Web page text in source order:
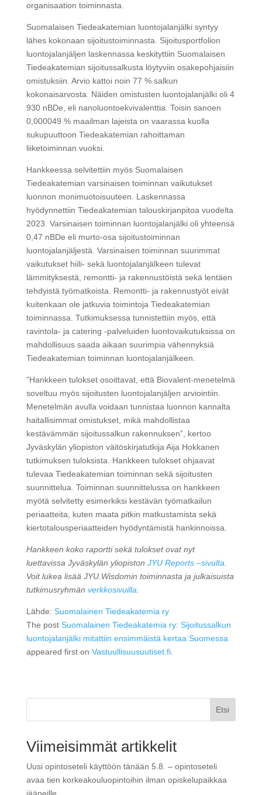
organisaation toiminnasta.
Suomalaisen Tiedeakatemian luontojalanjälki syntyy
lähes kokonaan sijoitustoiminnasta. Sijoitusportfolion
luontojalanjäljen laskennassa keskityttiin Suomalaisen
Tiedeakatemian sijoitussalkusta löytyviin osakepohjaisiin
omistuksiin. Arvio kattoi noin 77 % salkun
kokonaisarvosta. Näiden omistusten luontojalanjälki oli 4
930 nBDe, eli nanoluontoekvivalenttia. Toisin sanoen
0,000049 % maailman lajeista on vaarassa kuolla
sukupuuttoon Tiedeakatemian rahoittaman
liiketoiminnan vuoksi.
Hankkeessa selvitettiin myös Suomalaisen
Tiedeakatemian varsinaisen toiminnan vaikutukset
luonnon monimuotoisuuteen. Laskennassa
hyödynnettiin Tiedeakatemian talouskirjanpitoa vuodelta
2023. Varsinaisen toiminnan luontojalanjälki oli yhteensä
0,47 nBDe eli murto-osa sijoitustoiminnan
luontojalanjäljestä. Varsinaisen toiminnan suurimmat
vaikutukset hiili- sekä luontojalanjälkeen tulevat
lämmityksestä, remontti- ja rakennustöistä sekä lentäen
tehdyistä työmatkoista. Remontti- ja rakennustyöt eivät
kuitenkaan ole jatkuvia toimintoja Tiedeakatemian
toiminnassa. Tutkimuksessa tunnistettiin myös, että
ravintola- ja catering -palveluiden luontovaikutuksissa on
mahdollisuus saada aikaan suurimpia vähennyksiä
Tiedeakatemian toiminnan luontojalanjälkeen.
”Hankkeen tulokset osoittavat, että Biovalent-menetelmä
soveltuu myös sijoitusten luontojalanjäljen arviointiin.
Menetelmän avulla voidaan tunnistaa luonnon kannalta
haitallisimmat omistukset, mikä mahdollistaa
kestävämmän sijoitussalkun rakennuksen”, kertoo
Jyväskylän yliopiston väitöskirjatutkija Aija Hokkanen
tutkimuksen tuloksista. Hankkeen tulokset ohjaavat
tulevaa Tiedeakatemian toiminnan sekä sijoitusten
suunnittelua. Toiminnan suunnittelussa on hankkeen
myötä selvitetty esimerkiksi kestävän työmatkailun
periaatteita, kuten maata pitkin matkustamista sekä
kiertotalousperiaatteiden hyödyntämistä hankinnoissa.
Hankkeen koko raportti sekä tulokset ovat nyt
luettavissa Jyväskylän yliopiston JYU Reports –sivulta.
Voit lukea lisää JYU.Wisdomin toiminnasta ja julkaisuista
tutkimusryhmän verkkosivuilla.
Lähde: Suomalainen Tiedeakatemia ry
The post Suomalainen Tiedeakatemia ry: Sijoitussalkun
luontojalanjälki mitattiin ensimmäistä kertaa Suomessa
appeared first on Vastuullisuusuutiset.fi.
Etsi
Viimeisimmät artikkelit
Uusi opintoseteli käyttöön tänään 5.8. – opintoseteli
avaa tien korkeakouluopintoihin ilman opiskelupaikkaa